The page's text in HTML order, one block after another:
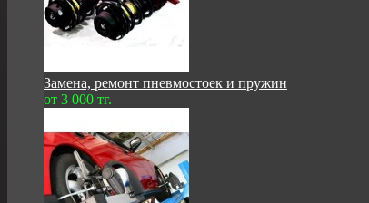
Замена, ремонт пневмостоек и пружин
от 3 000 тг.